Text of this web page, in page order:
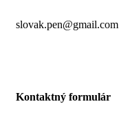
slovak.pen@gmail.com
Kontaktný formulár